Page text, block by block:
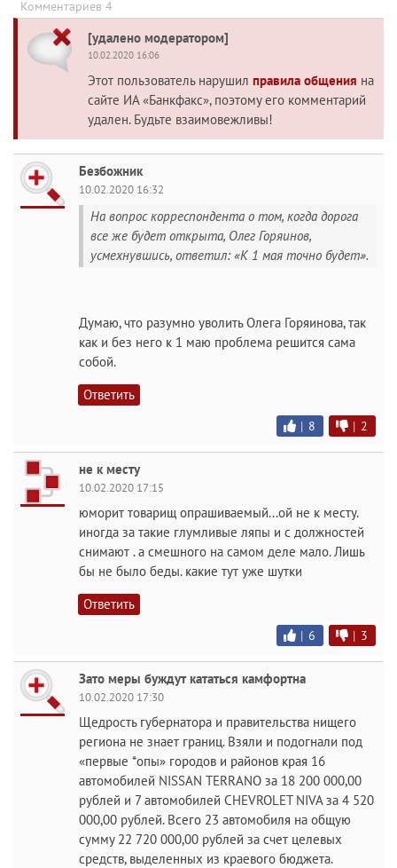
Комментариев 4
[удалено модератором]
10.02.2020 16:06
Этот пользователь нарушил правила общения на
сайте ИА «Банкфакс», поэтому его комментарий
удален. Будьте взаимовежливы!
Безбожник
10.02.2020 16:32
На вопрос корреспондента о том, когда дорога
все же будет открыта, Олег Горяинов,
усмехнувшись, ответил: «К 1 мая точно будет».
Думаю, что разумно уволить Олега Горяинова, так
как и без него к 1 маю проблема решится сама
собой.
Ответить
| 8 | 2
не к месту
10.02.2020 17:15
юморит товарищ опрашиваемый...ой не к месту.
иногда за такие глумливые ляпы и с должностей
снимают . а смешного на самом деле мало. Лишь
бы не было беды. какие тут уже шутки
Ответить
| 6 | 3
Зато меры буждут кататься камфортна
10.02.2020 17:30
Щедрость губернатора и правительства нищего
региона не знает границ. Взяли и подогнали под
«первые *опы» городов и районов края 16
автомобилей NISSAN TERRANO за 18 200 000,00
рублей и 7 автомобилей CHEVROLET NIVA за 4 520
000,00 рублей. Всего 23 автомобиля на общую
сумму 22 720 000,00 рублей за счет целевых
средств, выделенных из краевого бюджета.